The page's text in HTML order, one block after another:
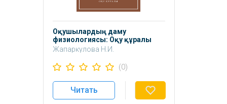
Оқушылардың даму
физиологиясы: Оқу құралы
Жапаркулова Н.И.
Мурзахметова М.К.
(0)
Читать